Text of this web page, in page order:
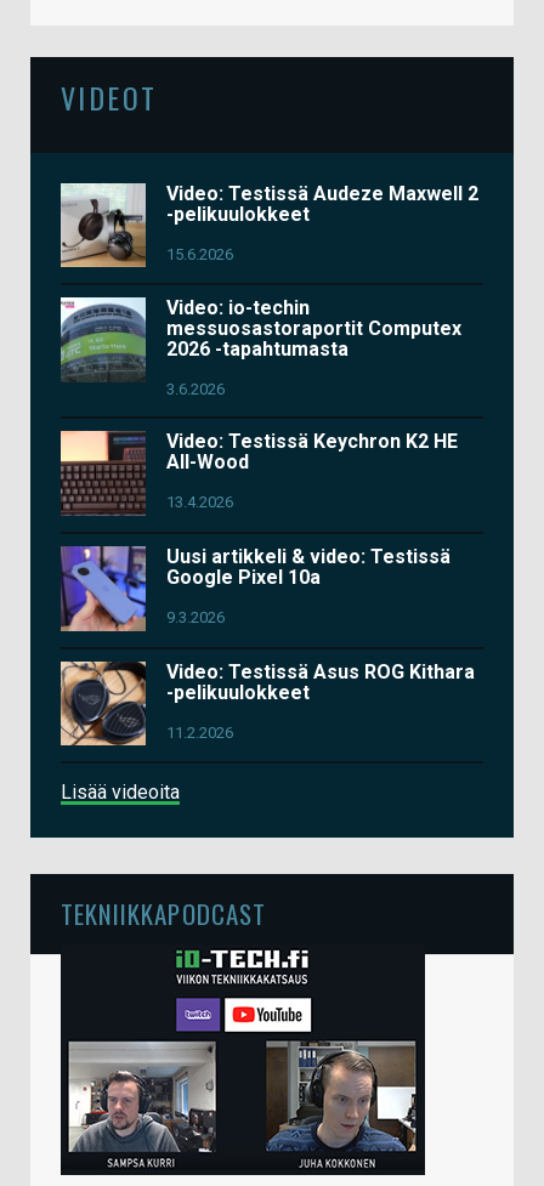
VIDEOT
Video: Testissä Audeze Maxwell 2
-pelikuulokkeet
15.6.2026
Video: io-techin
messuosastoraportit Computex
2026 -tapahtumasta
3.6.2026
Video: Testissä Keychron K2 HE
All-Wood
13.4.2026
Uusi artikkeli & video: Testissä
Google Pixel 10a
9.3.2026
Video: Testissä Asus ROG Kithara
-pelikuulokkeet
11.2.2026
Lisää videoita
TEKNIIKKAPODCAST